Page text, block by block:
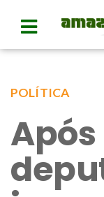
POLÍTICA